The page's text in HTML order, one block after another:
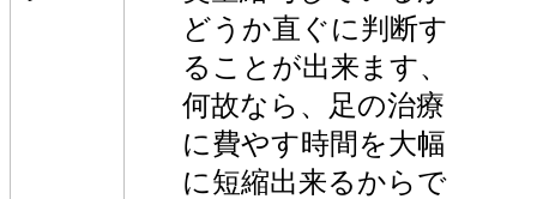
どうか直ぐに判断す
ることが出来ます、
何故なら、足の治療
に費やす時間を大幅
に短縮出来るからで